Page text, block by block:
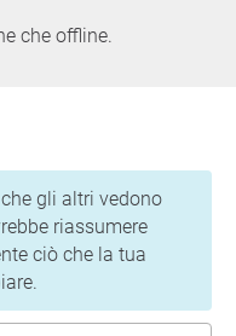
che offline.
gli altri vedono
riassumere
ciò che la tua